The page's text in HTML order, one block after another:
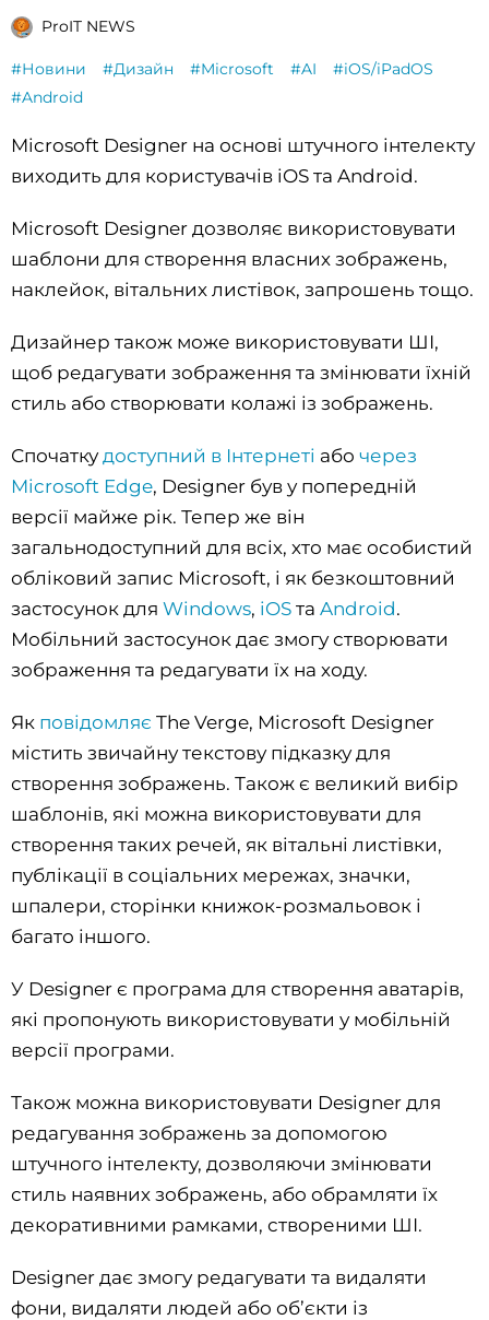
ProIT NEWS
#Новини #Дизайн #Microsoft #AI
#iOS/iPadOS
#Android
Microsoft Designer на основі штучного інтелекту
виходить для користувачів iOS та Android.
Microsoft Designer дозволяє використовувати
шаблони для створення власних зображень,
наклейок, вітальних листівок, запрошень тощо.
Дизайнер також може використовувати ШІ,
щоб редагувати зображення та змінювати їхній
стиль або створювати колажі із зображень.
Спочатку доступний в Інтернеті або через
Microsoft Edge, Designer був у попередній
версії майже рік. Тепер же він
загальнодоступний для всіх, хто має особистий
обліковий запис Microsoft, і як безкоштовний
застосунок для Windows, iOS та Android.
Мобільний застосунок дає змогу створювати
зображення та редагувати їх на ходу.
Як повідомляє The Verge, Microsoft Designer
містить звичайну текстову підказку для
створення зображень. Також є великий вибір
шаблонів, які можна використовувати для
створення таких речей, як вітальні листівки,
публікації в соціальних мережах, значки,
шпалери, сторінки книжок-розмальовок і
багато іншого.
У Designer є програма для створення аватарів,
які пропонують використовувати у мобільній
версії програми.
Також можна використовувати Designer для
редагування зображень за допомогою
штучного інтелекту, дозволяючи змінювати
стиль наявних зображень, або обрамляти їх
декоративними рамками, створеними ШІ.
Designer дає змогу редагувати та видаляти
фони, видаляти людей або об’єкти із